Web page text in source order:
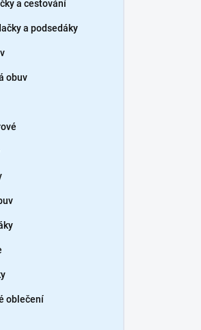
a cestování
a podsedáky
obuv
oblečení